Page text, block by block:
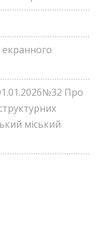
екранного
Про
міський